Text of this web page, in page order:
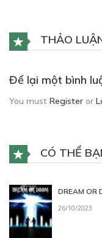
THẢO
Để lại một bình
You must Register or
CÓ THỂ
DREAM OR
26/10/2023